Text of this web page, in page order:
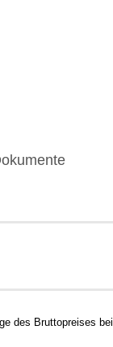
des Bruttopreises bei